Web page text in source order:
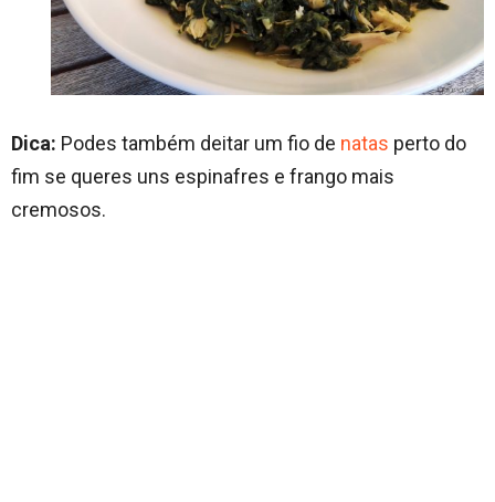
Dica: Podes também deitar um fio de natas perto do
fim se queres uns espinafres e frango mais
cremosos.